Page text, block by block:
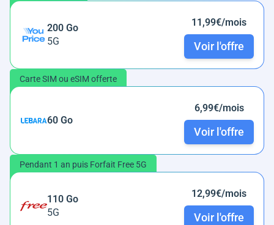
200 Go
5G
11,99€/mois
Voir l'offre
Carte SIM ou eSIM offerte
60 Go
6,99€/mois
Voir l'offre
Pendant 1 an puis Forfait Free 5G
110 Go
5G
12,99€/mois
Voir l'offre